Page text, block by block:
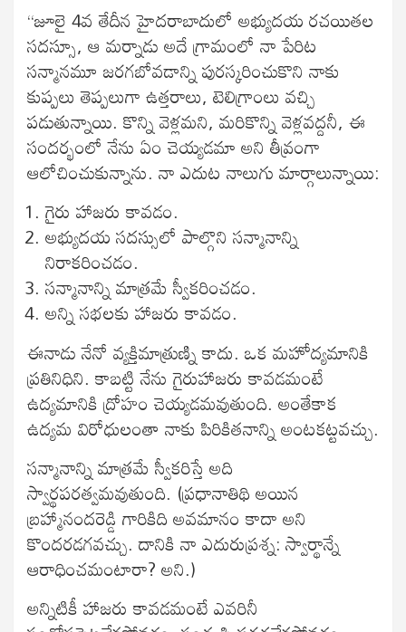
“జూలై 4వ తేదీన హైదరాబాదులో అభ్యుదయ రచయితల
సదస్సూ, ఆ మర్నాడు అదే గ్రామంలో నా పేరిట
సన్మానమూ జరగబోవడాన్ని పురస్కరించుకొని నాకు
కుప్పలు తెప్పలుగా ఉత్తరాలు, టెలిగ్రాంలు వచ్చి
పడుతున్నాయి. కొన్ని వెళ్లమని, మరికొన్ని వెళ్లవద్దనీ, ఈ
సందర్భంలో నేను ఏం చెయ్యడమా అని తీవ్రంగా
ఆలోచించుకున్నాను. నా ఎదుట నాలుగు మార్గాలున్నాయి:
గైరు హాజరు కావడం.
అభ్యుదయ సదస్సులో పాల్గొని సన్మానాన్ని
నిరాకరించడం.
సన్మానాన్ని మాత్రమే స్వీకరించడం.
అన్ని సభలకు హాజరు కావడం.
ఈనాడు నేనో వ్యక్తిమాత్రుణ్ని కాదు. ఒక మహోద్యమానికి
ప్రతినిధిని. కాబట్టి నేను గైరుహాజరు కావడమంటే
ఉద్యమానికి ద్రోహం చెయ్యడమవుతుంది. అంతేకాక
ఉద్యమ విరోధులంతా నాకు పిరికితనాన్ని అంటకట్టవచ్చు.
సన్మానాన్ని మాత్రమే స్వీకరిస్తే అది
స్వార్థపరత్వమవుతుంది. (ప్రధానాతిథి అయిన
బ్రహ్మానందరెడ్డి గారికిది అవమానం కాదా అని
కొందరడగవచ్చు. దానికి నా ఎదురుప్రశ్న: స్వార్థాన్నే
ఆరాధించమంటారా? అని.)
అన్నిటికీ హాజరు కావడమంటే ఎవరినీ